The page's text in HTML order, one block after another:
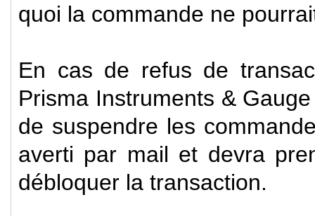
quoi la commande ne
En cas de refus de
Prisma Instruments &
de suspendre les
averti par mail et devra
débloquer la transaction.